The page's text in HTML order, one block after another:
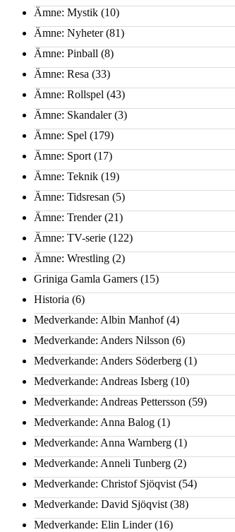
Ämne: Mystik (10)
Ämne: Nyheter(81)
Ämne: Pinball (8)
Ämne: Resa (33)
Ämne: Rollspel (43)
Ämne: Skandaler(3)
Ämne: Spel (179)
Ämne: Sport (17)
Ämne: Teknik (19)
Ämne: Tidsresan (5)
Ämne: Trender(21)
Ämne: TV-serie (122)
Ämne: Wrestling (2)
Griniga Gamla Gamers (15)
Historia (6)
Medverkande: Albin Manhof(4)
Medverkande: Anders Nilsson (6)
Medverkande: Anders Söderberg (1)
Medverkande: Andreas Isberg (10)
Medverkande: Andreas Pettersson (59)
Medverkande: Anna Balog (1)
Medverkande: Anna Warnberg (1)
Medverkande: Anneli Tunberg (2)
Medverkande: Christof Sjöqvist (54)
Medverkande: David Sjöqvist (38)
Medverkande: Elin Linder(16)